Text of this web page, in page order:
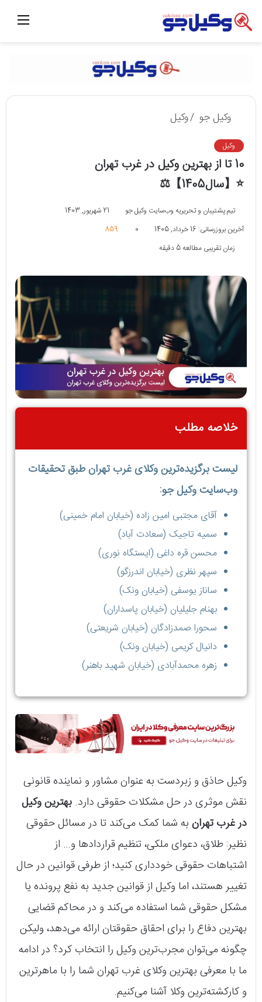
منو
وکیل جو /وکیل
وکیل
10 تا از بهترین وکیل در غرب تهران
⭐【سال1405】⚖️
تیم پشتیبان و تحریریه وب‌سایت وکیل جو
21 شهریور, 1403
آخرین بروزرسانی: 16 خرداد, 1405
0
859
زمان تقریبی مطالعه 5 دقیقه
خلاصه مطلب
لیست برگزیده‌ترین وکلای غرب تهران طبق تحقیقات
وب‌سایت وکیل جو:
آقای مجتبی امین زاده (خیابان امام خمینی)
سمیه تاجیک (سعادت آباد)
محسن قره داغی (ایستگاه نوری)
سپهر نظری (خیابان اندرزگو)
ساناز یوسفی (خیابان ونک)
بهنام جلیلیان (خیابان پاسداران)
سحورا صمدزادگان (خیابان شریعتی)
دانیال کریمی (خیابان ونک)
زهره محمدآبادی (خیابان شهید باهنر)
وکیل حاذق و زبردست به عنوان مشاور و نماینده قانونی
نقش موثری در حل مشکلات حقوقی دارد. بهترین وکیل
در غرب تهران به شما کمک می‌کند تا در مسائل حقوقی
نظیر: طلاق، دعوای ملکی، تنظیم قراردادها و… از
اشتباهات حقوقی خودداری کنید؛ از طرفی قوانین در حال
تغییر هستند، اما وکیل از قوانین جدید به نفع پرونده یا
مشکل حقوقی شما استفاده می‌کند و در محاکم قضایی
بهترین دفاع را برای احقاق حقوقتان ارائه می‌دهد، ولیکن
چگونه می‌توان مجرب‌ترین وکیل را انتخاب کرد؟ در ادامه
ما با معرفی بهترین وکلای غرب تهران شما را با ماهرترین
و کارکشته‌ترین وکلا آشنا می‌کنیم.